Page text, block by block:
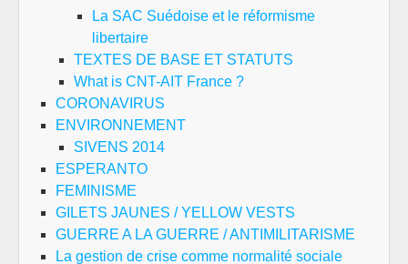
La SAC Suédoise et le réformisme
libertaire
TEXTES DE BASE ET STATUTS
What is CNT-AIT France ?
CORONAVIRUS
ENVIRONNEMENT
SIVENS 2014
ESPERANTO
FEMINISME
GILETS JAUNES / YELLOW VESTS
GUERRE A LA GUERRE / ANTIMILITARISME
La gestion de crise comme normalité sociale